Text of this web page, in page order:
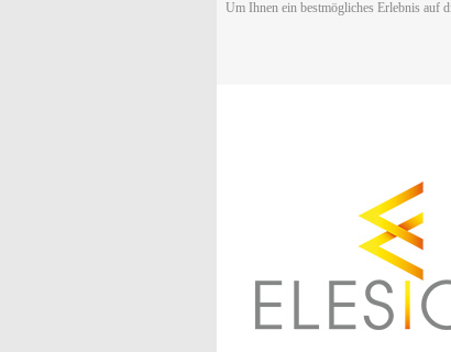
Um Ihnen ein bestmögliches Erlebnis auf